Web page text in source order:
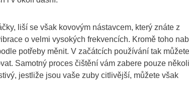
liší se však kovovým nástavcem, který znáte z
o velmi vysokých frekvencích. Kromě toho
potřeby měnit. V začátcích používání tak můžete
Samotný proces čištění vám zabere pouze
jestliže jsou vaše zuby citlivější, můžete však